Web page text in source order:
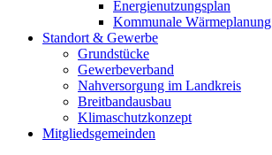
Energienutzungsplan
Kommunale Wärmeplanung
Standort & Gewerbe
Grundstücke
Gewerbeverband
Nahversorgung im Landkreis
Breitbandausbau
Klimaschutzkonzept
Mitgliedsgemeinden